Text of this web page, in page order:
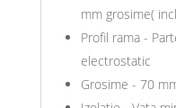
mm grosime(
Profil rama -
electrostatic
Grosime - 70